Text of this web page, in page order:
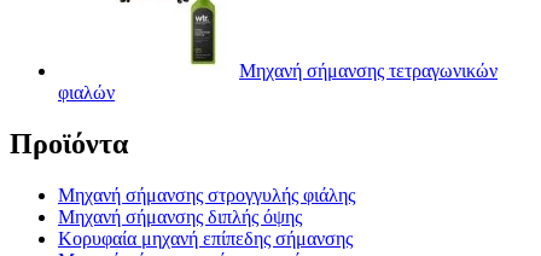
Μηχανή σήμανσης τετραγωνικών
φιαλών
Προϊόντα
Μηχανή σήμανσης στρογγυλής φιάλης
Μηχανή σήμανσης διπλής όψης
Κορυφαία μηχανή επίπεδης σήμανσης